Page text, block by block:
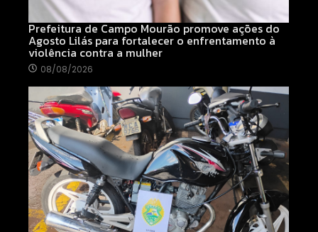
Prefeitura de Campo Mourão promove ações do
Agosto Lilás para fortalecer o enfrentamento à
violência contra a mulher
08/08/2026